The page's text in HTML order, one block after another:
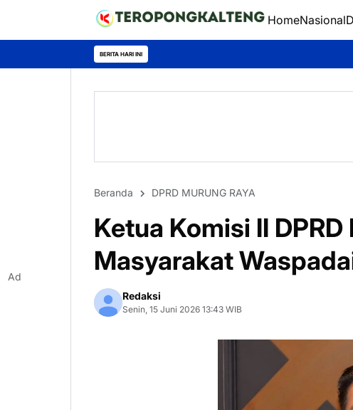
HomeNasional
BERITA HARI INI Murung
Beranda DPRD MURUNG RAYA
Ketua Komisi II
Masyarakat
Redaksi
Senin, 15 Juni 2026 13:43 WIB
Ad